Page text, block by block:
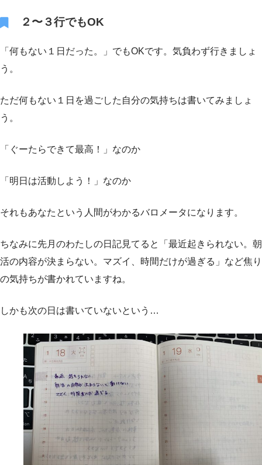
２〜３行でもOK
「何もない１日だった。」でもOKです。気負わず行きましょ
う。
ただ何もない１日を過ごした自分の気持ちは書いてみましょ
う。
「ぐーたらできて最高！」なのか
「明日は活動しよう！」なのか
それもあなたという人間がわかるバロメータになります。
ちなみに先月のわたしの日記見てると「最近起きられない。朝
活の内容が決まらない。マズイ、時間だけが過ぎる」など焦り
の気持ちが書かれていますね。
しかも次の日は書いていないという…